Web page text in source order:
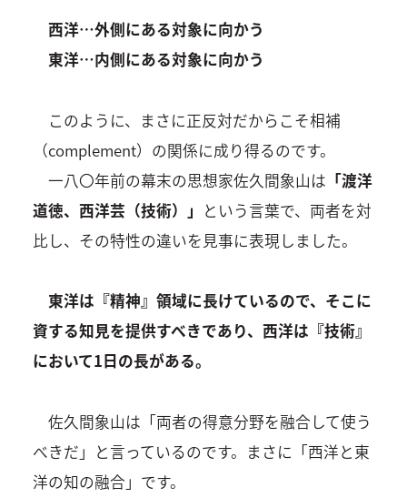
西洋…外側にある対象に向かう
東洋…内側にある対象に向かう
このように、まさに正反対だからこそ相補
（complement）の関係に成り得るのです。
一八〇年前の幕末の思想家佐久間象山は 「渡洋
道徳、西洋芸（技術）」 という言葉で、両者を対
比し、その特性の違いを見事に表現しました。
東洋は『精神』領域に長けているので、そこに
資する知見を提供すべきであり、西洋は『技術』
において1日の長がある。
佐久間象山は「両者の得意分野を融合して使う
べきだ」と言っているのです。まさに「西洋と東
洋の知の融合」です。